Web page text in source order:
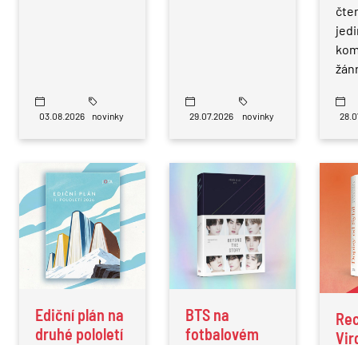
03.08.2026 novinky 29.07.2026 novinky
Ediční plán na
druhé pololetí
BTS na
fotbalovém